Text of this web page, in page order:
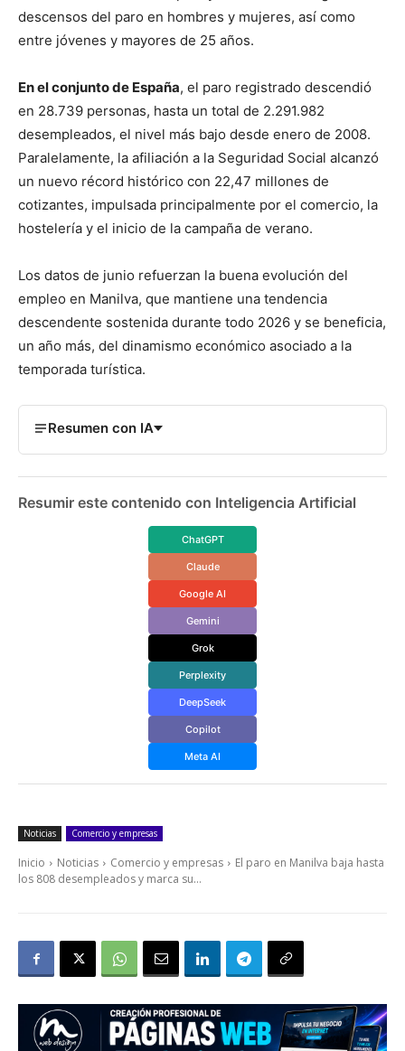
descensos del paro en hombres y mujeres, así como
entre jóvenes y mayores de 25 años.
En el conjunto de España, el paro registrado descendió
en 28.739 personas, hasta un total de 2.291.982
desempleados, el nivel más bajo desde enero de 2008.
Paralelamente, la afiliación a la Seguridad Social alcanzó
un nuevo récord histórico con 22,47 millones de
cotizantes, impulsada principalmente por el comercio, la
hostelería y el inicio de la campaña de verano.
Los datos de junio refuerzan la buena evolución del
empleo en Manilva, que mantiene una tendencia
descendente sostenida durante todo 2026 y se beneficia,
un año más, del dinamismo económico asociado a la
temporada turística.
Resumen con IA
Resumir este contenido con Inteligencia Artificial
ChatGPT
Claude
Google AI
Gemini
Grok
Perplexity
DeepSeek
Copilot
Meta AI
Noticias Comercio y empresas
Inicio Noticias Comercio y empresas
El paro en Manilva baja hasta
los 808 desempleados y marca su...